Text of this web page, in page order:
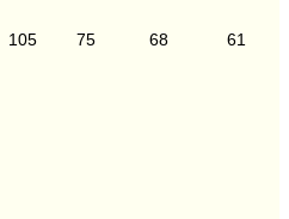
105 75 68 61